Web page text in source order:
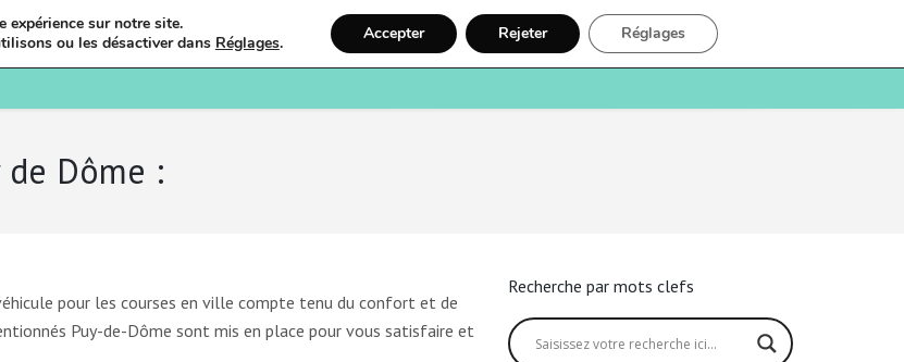
Bienvenue Ostéopathie Santé Recherche Inscription
Dôme :
pour les courses en ville compte tenu du confort et de
Puy-de-Dôme sont mis en place pour vous satisfaire et
Recherche par mots clefs
sur notre site.
ou les désactiver dans Réglages. Accepter Rejeter Réglages